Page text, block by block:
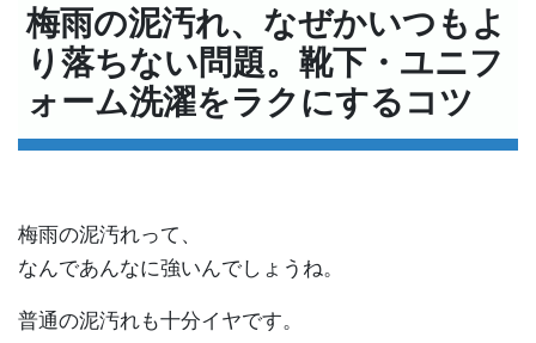
梅雨の泥汚れ、なぜかいつもよ
り落ちない問題。靴下・ユニフ
ォーム洗濯をラクにするコツ
梅雨の泥汚れって、
なんであんなに強いんでしょうね。
普通の泥汚れも十分イヤです。